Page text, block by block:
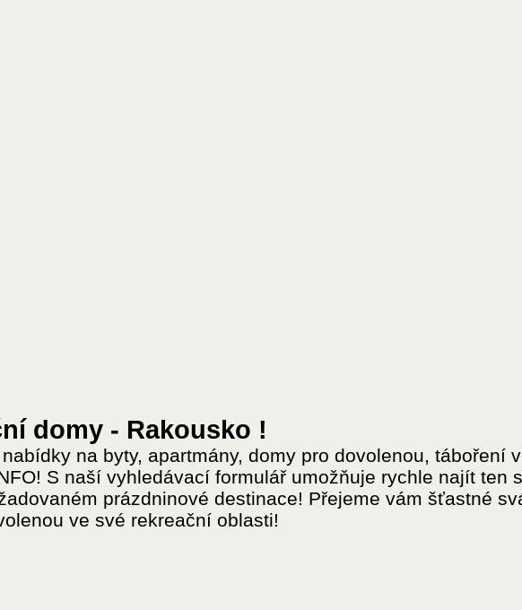
domy - Rakousko !
na byty, apartmány, domy pro dovolenou, táboření
S naší vyhledávací formulář umožňuje rychle najít ten
prázdninové destinace! Přejeme vám šťastné
ve své rekreační oblasti!